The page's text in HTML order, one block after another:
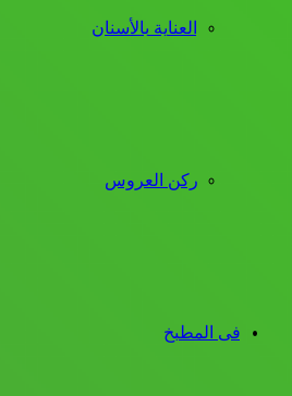
العناية بالأسنان
ركن العروس
فى المطبخ